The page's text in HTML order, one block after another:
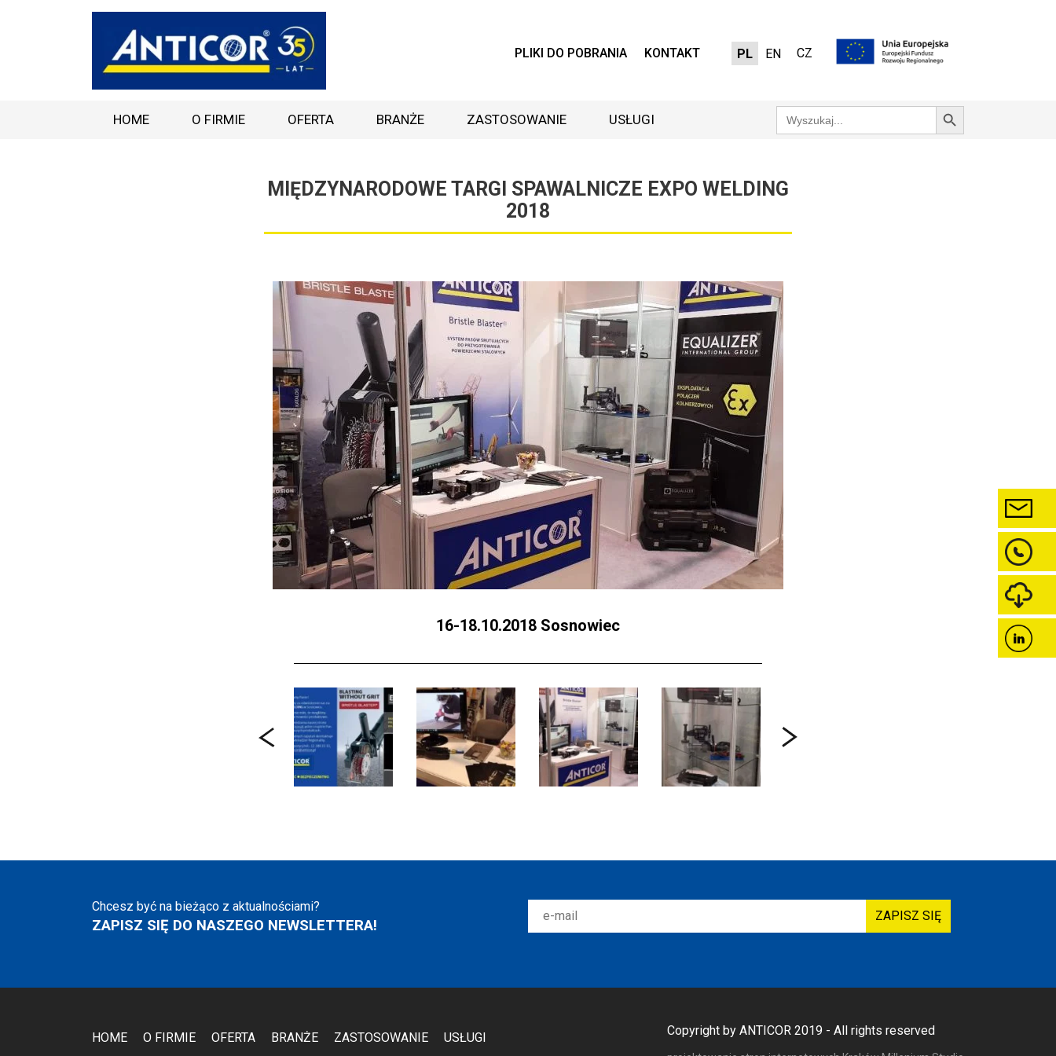
PLIKI DO POBRANIA KONTAKT PL EN CZ
HOME O FIRMIE OFERTA BRANŻE ZASTOSOWANIE USŁUGI
Search
for:
Search Button
MIĘDZYNARODOWE TARGI SPAWALNICZE EXPO WELDING
2018
16-18.10.2018 Sosnowiec
Chcesz być na bieżąco z aktualnościami?
ZAPISZ SIĘ DO NASZEGO NEWSLETTERA!
HOME O FIRMIE OFERTA BRANŻE ZASTOSOWANIE USŁUGI Copyright by ANTICOR 2019 - All rights reserved